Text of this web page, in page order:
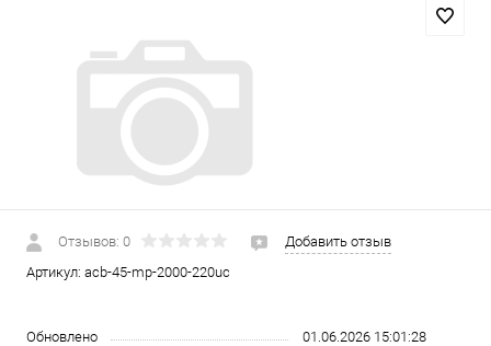
Отзывов: 0
Добавить отзыв
Артикул: acb-45-mp-2000-220uc
Обновлено 01.06.2026 15:01:28